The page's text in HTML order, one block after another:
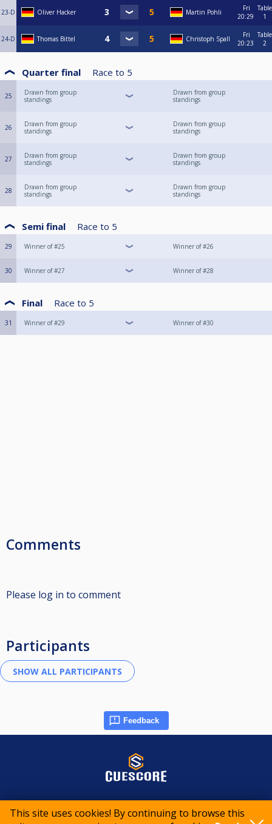
This site uses cookies! By continuing to browse this
23-D Oliver Hacker Martin Pohli
Fri
20:29
Table
1
24-D Thomas Bittel Christoph Spall
Fri
20:23
Table
2
Quarter final Race to 5
25
Drawn from group
standings
Drawn from group
standings
26
Drawn from group
standings
Drawn from group
standings
27
Drawn from group
standings
Drawn from group
standings
28
Drawn from group
standings
Drawn from group
standings
Semi final Race to 5
29 Winner of #25 Winner of #26
30 Winner of #27 Winner of #28
Final Race to 5
31 Winner of #29 Winner of #30
Comments
Please log in to comment
Participants
Feedback
© 2015-2026 CueScore International